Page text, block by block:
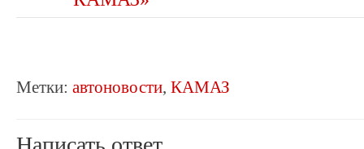
Метки: автоновости, КАМАЗ